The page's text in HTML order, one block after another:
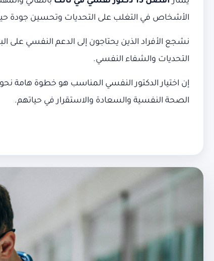
الأشخاص في التغلب على التحديات وتحسين جودة
نشجع الأفراد الذين يحتاجون إلى الدعم النفسي
التحديات والشفاء النفسي.
إن اختيار الدكتور النفسي المناسب هو خطوة هامة
الصحة النفسية والسعادة والاستقرار في حياتهم.